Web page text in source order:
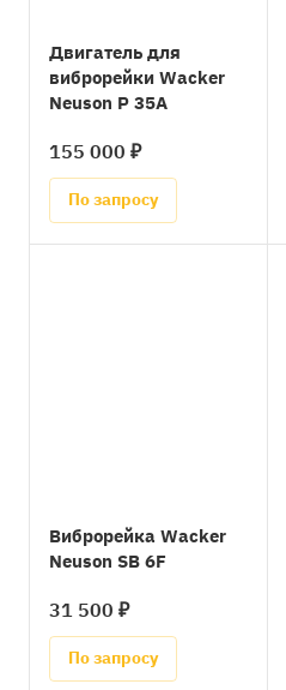
Двигатель для
виброрейки Wacker
Neuson P 35A
155 000 ₽
По запросу
Виброрейка Wacker
Neuson SB 6F
31 500 ₽
По запросу